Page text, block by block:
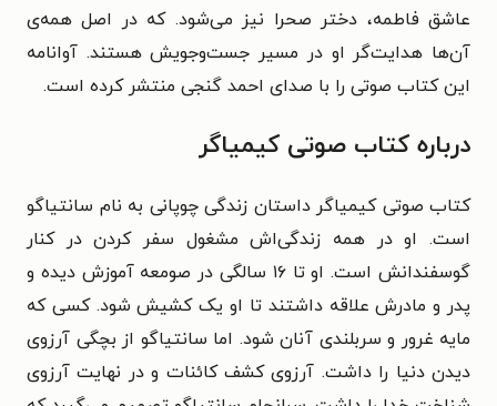
عاشق فاطمه، دختر صحرا نیز می‌شود. که در اصل همه‌ی
آن‌ها هدایت‌گر او در مسیر جست‌وجویش هستند. آوانامه
این کتاب صوتی را با صدای احمد گنجی منتشر کرده است.
درباره کتاب صوتی کیمیاگر
کتاب صوتی کیمیاگر داستان زندگی چوپانی به نام سانتیاگو
است. او در همه زندگی‌اش مشغول سفر کردن در کنار
گوسفندانش است. او تا ۱۶ سالگی در صومعه‌ آموزش دیده و
پدر و مادرش علاقه داشتند تا او یک کشیش شود. کسی که
مایه غرور و سربلندی آنان شود. اما سانتیاگو از بچگی آرزوی
دیدن دنیا را داشت. آرزوی کشف کائنات و در نهایت آرزوی